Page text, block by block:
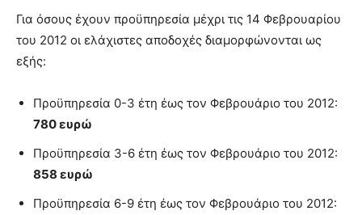
Για όσους έχουν προϋπηρεσία μέχρι τις 14 Φεβρουαρίου
του 2012 οι ελάχιστες αποδοχές διαμορφώνονται ως
εξής:
Προϋπηρεσία 0-3 έτη έως τον Φεβρουάριο του 2012:
780 ευρώ
Προϋπηρεσία 3-6 έτη έως τον Φεβρουάριο του 2012:
858 ευρώ
Προϋπηρεσία 6-9 έτη έως τον Φεβρουάριο του 2012: